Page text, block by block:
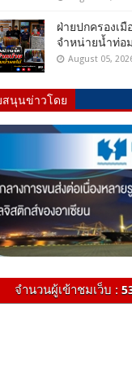
ฝ่ายปกครองเ
จำหน่ายน้ำท่อ
August 05,
นุนข่าวโดย
จำนวนผู้เข้าชมเว็บ :